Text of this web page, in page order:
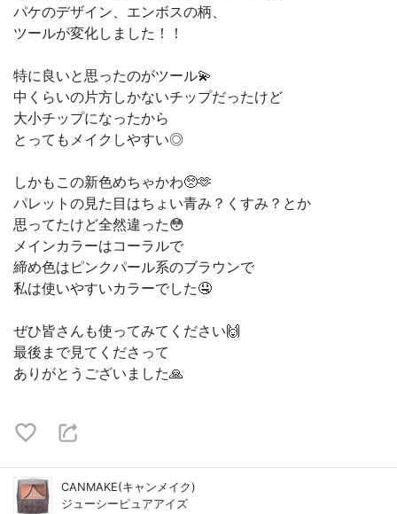
パケのデザイン、エンボスの柄、
ツールが変化しました！！
特に良いと思ったのがツール💫
中くらいの片方しかないチップだったけど
大小チップになったから
とってもメイクしやすい◎
しかもこの新色めちゃかわ🥺🫶
パレットの見た目はちょい青み？くすみ？とか
思ってたけど全然違った😳
メインカラーはコーラルで
締め色はピンクパール系のブラウンで
私は使いやすいカラーでした🤤
ぜひ皆さんも使ってみてください🙌
最後まで見てくださって
ありがとうございました🙏
CANMAKE(キャンメイク)
ジューシーピュアアイズ